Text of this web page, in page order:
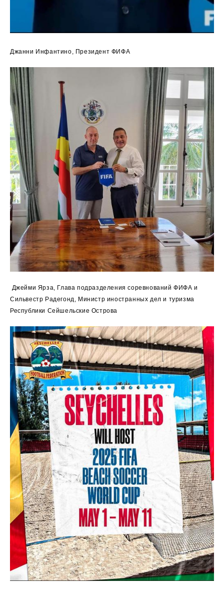
Джанни Инфантино, Президент ФИФА
Джейми Ярза, Глава подразделения соревнований ФИФА и
Сильвестр Радегонд, Министр иностранных дел и туризма
Республики Сейшельские Острова